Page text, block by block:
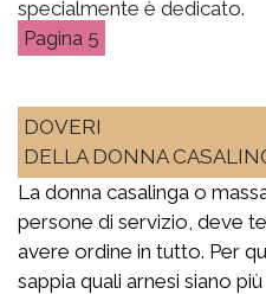
specialmente è dedicato.
5
DOVERI
DELLA DONNA
La donna casalinga o
persone di servizio, deve
avere ordine in tutto. Per
sappia quali arnesi siano